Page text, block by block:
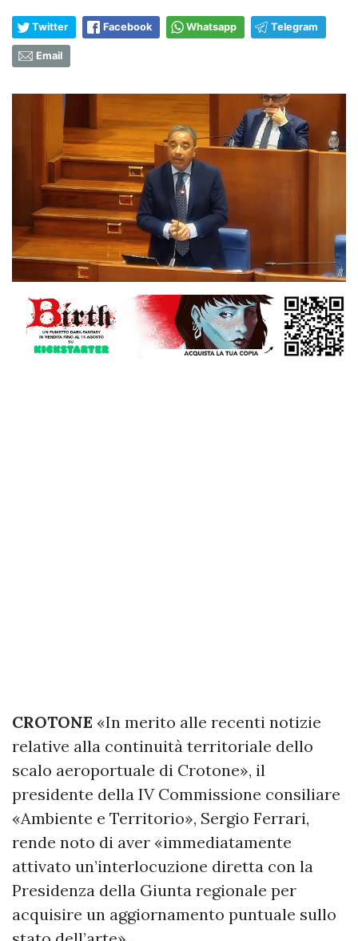
Twitter Facebook Whatsapp Telegram
Email
CROTONE «In merito alle recenti notizie
relative alla continuità territoriale dello
scalo aeroportuale di Crotone», il
presidente della IV Commissione consiliare
«Ambiente e Territorio», Sergio Ferrari,
rende noto di aver «immediatamente
attivato un’interlocuzione diretta con la
Presidenza della Giunta regionale per
acquisire un aggiornamento puntuale sullo